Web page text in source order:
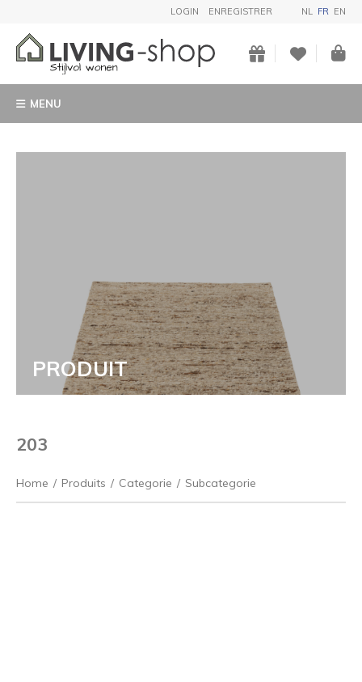
LOGIN ENREGISTRER NL FR EN
MENU
PRODUIT
203
Home / Produits / Categorie / Subcategorie